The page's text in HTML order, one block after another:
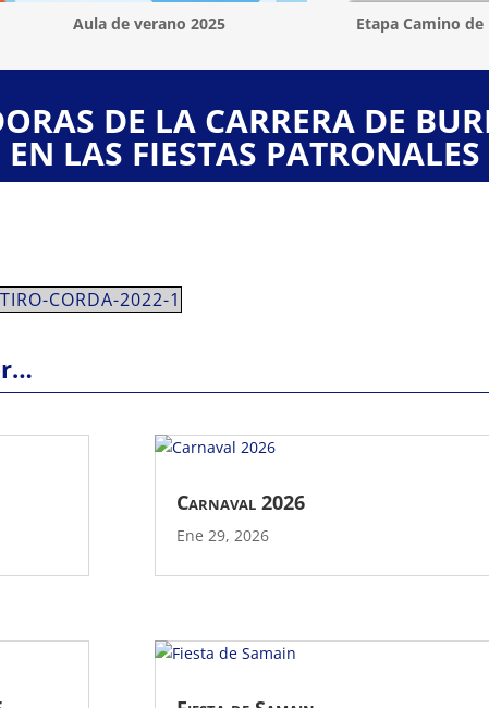
Aula de verano 2025 Etapa Camino
DE LA CARRERA DE
LAS FIESTAS
CORDA-2022-1
Carnaval 2026
Ene 29, 2026